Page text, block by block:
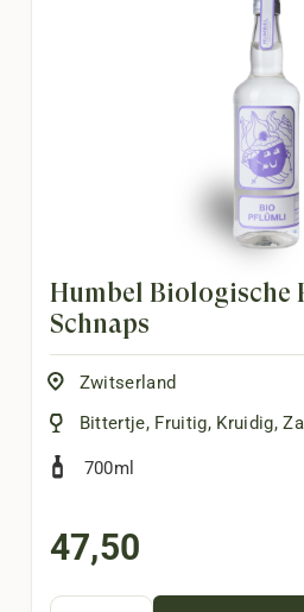
Humbel Biologische
Schnaps
Zwitserland
Bittertje, Fruitig, Kruidig,
700ml
47,50